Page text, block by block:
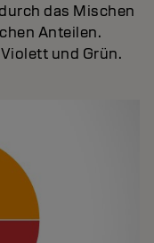
das Mischen
Anteilen.
und Grün.